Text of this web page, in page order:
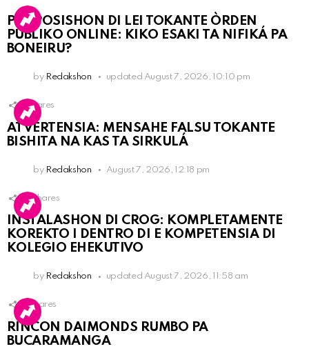
PROPOSISHON DI LEI TOKANTE ÒRDEN
PÚBLIKO ONLINE: KIKO ESAKI TA NIFIKÁ PA
BONEIRU?
by Redakshon updated August 7, 2026, 10:10 pm
Shares
ATVERTENSIA: MENSAHE FALSU TOKANTE
BISHITA NA KAS TA SIRKULÁ
by Redakshon August 7, 2026, 12:18 pm
14 Shares
INSTALASHON DI CROG: KOMPLETAMENTE
KOREKTO I DENTRO DI E KOMPETENSIA DI
KOLEGIO EHEKUTIVO
by Redakshon updated August 7, 2026, 11:58 am
Shares
RINCON DAIMONDS RUMBO PA
BUCARAMANGA